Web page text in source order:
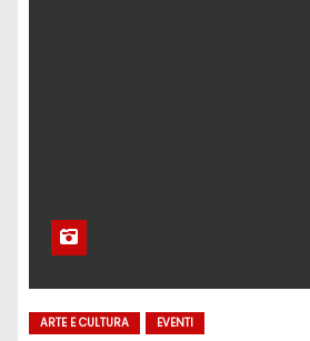
ARTE E CULTURA EVENTI